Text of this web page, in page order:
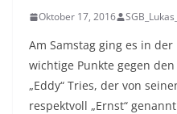
Oktober 17, 2016
Am Samstag ging es in
wichtige Punkte gegen
„Eddy“ Tries, der von
respektvoll „Ernst“